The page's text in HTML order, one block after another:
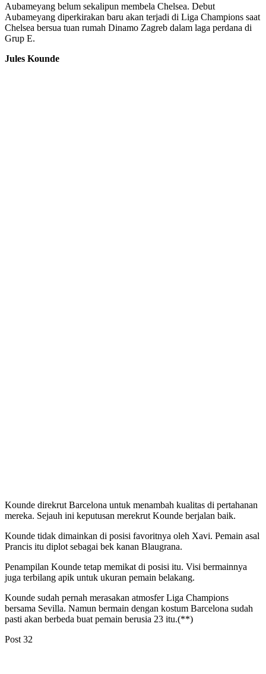
Aubameyang belum sekalipun membela Chelsea. Debut
Aubameyang diperkirakan baru akan terjadi di Liga Champions saat
Chelsea bersua tuan rumah Dinamo Zagreb dalam laga perdana di
Grup E.
Jules Kounde
Kounde direkrut Barcelona untuk menambah kualitas di pertahanan
mereka. Sejauh ini keputusan merekrut Kounde berjalan baik.
Kounde tidak dimainkan di posisi favoritnya oleh Xavi. Pemain asal
Prancis itu diplot sebagai bek kanan Blaugrana.
Penampilan Kounde tetap memikat di posisi itu. Visi bermainnya
juga terbilang apik untuk ukuran pemain belakang.
Kounde sudah pernah merasakan atmosfer Liga Champions
bersama Sevilla. Namun bermain dengan kostum Barcelona sudah
pasti akan berbeda buat pemain berusia 23 itu.(**)
Post 32